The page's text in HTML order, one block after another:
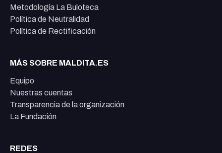
Metodología La Buloteca
Política de Neutralidad
Política de Rectificación
MÁS SOBRE MALDITA.ES
Equipo
Nuestras cuentas
Transparencia de la organización
La Fundación
REDES